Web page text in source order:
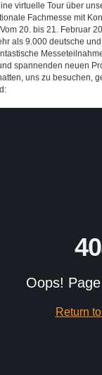
virtuelle Tour über
Fachmesse mit
20. bis 21. Februar
als 9.000 deutsche
spannenden neuen
uns zu besuchen,